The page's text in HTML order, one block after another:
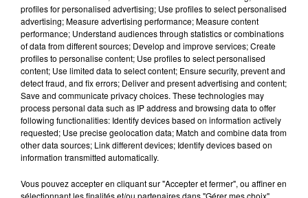
OFENBACH, STARSAILOR
Four To The Floor
ORIA
Soiree Mondaine
MUSE
Nightshift
Superstar
profiles for personalised advertising; Use profiles to select personalised
advertising; Measure advertising performance; Measure content
performance; Understand audiences through statistics or combinations
of data from different sources; Develop and improve services; Create
profiles to personalise content; Use profiles to select personalised
content; Use limited data to select content; Ensure security, prevent and
detect fraud, and fix errors; Deliver and present advertising and content;
Save and communicate privacy choices. These technologies may
process personal data such as IP address and browsing data to offer
following functionalities: Identify devices based on information actively
requested; Use precise geolocation data; Match and combine data from
other data sources; Link different devices; Identify devices based on
information transmitted automatically.
Vous pouvez accepter en cliquant sur "Accepter et fermer", ou affiner en
sélectionnant les finalités et/ou partenaires dans "Gérer mes choix".